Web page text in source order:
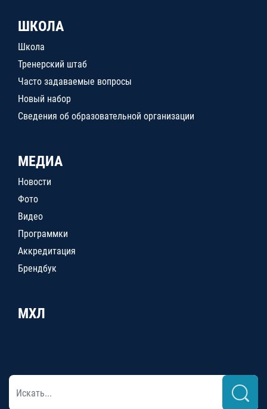
ШКОЛА
Школа
Тренерский штаб
Часто задаваемые вопросы
Новый набор
Сведения об образовательной организации
МЕДИА
Новости
Фото
Видео
Программки
Аккредитация
Брендбук
МХЛ